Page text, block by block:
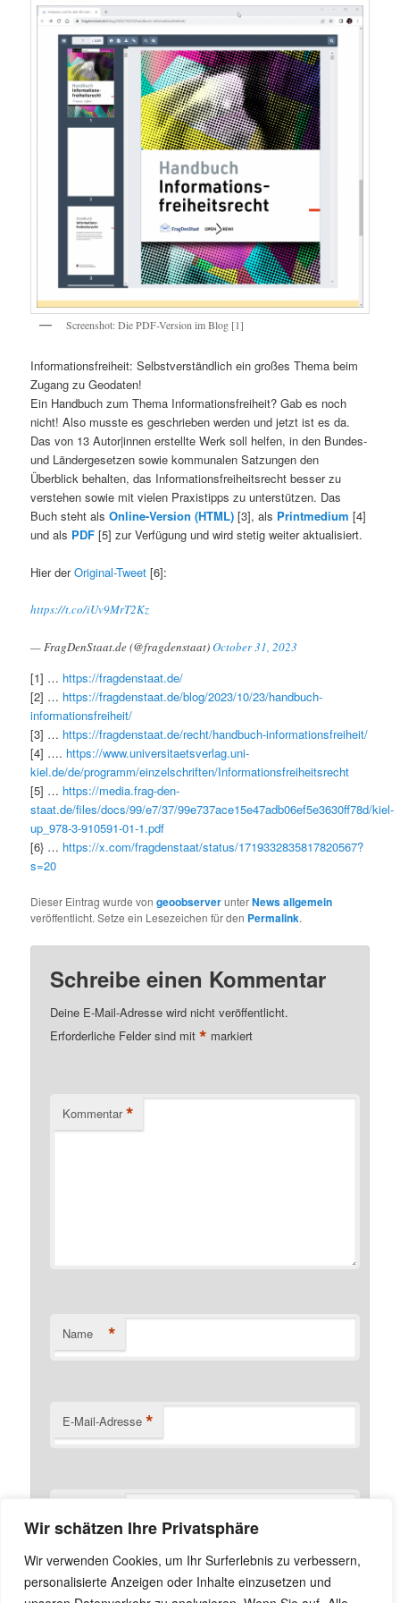
Wir schätzen Ihre Privatsphäre
Wir verwenden Cookies, um Ihr Surferlebnis zu verbessern,
personalisierte Anzeigen oder Inhalte einzusetzen und
Screenshot: Die PDF-Version im Blog [1]
Informationsfreiheit: Selbstverständlich ein großes Thema beim
Zugang zu Geodaten!
Ein Handbuch zum Thema Informationsfreiheit? Gab es noch
nicht! Also musste es geschrieben werden und jetzt ist es da.
Das von 13 Autor|innen erstellte Werk soll helfen, in den Bundes-
und Ländergesetzen sowie kommunalen Satzungen den
Überblick behalten, das Informationsfreiheitsrecht besser zu
verstehen sowie mit vielen Praxistipps zu unterstützen. Das
Buch steht alsOnline-Version (HTML) [3], als Printmedium [4]
und als PDF [5] zur Verfügung und wird stetig weiter aktualisiert.
Hier derOriginal-Tweet [6]:
https://t.co/iUv9MrT2Kz
— FragDenStaat.de (@fragdenstaat)October 31, 2023
[1] … https://fragdenstaat.de/
[2] … https://fragdenstaat.de/blog/2023/10/23/handbuch-
informationsfreiheit/
[3] … https://fragdenstaat.de/recht/handbuch-informationsfreiheit/
[4] …. https://www.universitaetsverlag.uni-
kiel.de/de/programm/einzelschriften/Informationsfreiheitsrecht
[5] … https://media.frag-den-
staat.de/files/docs/99/e7/37/99e737ace15e47adb06ef5e3630ff78d/kiel-
up_978-3-910591-01-1.pdf
[6} … https://x.com/fragdenstaat/status/1719332835817820567?
s=20
Dieser Eintrag wurde vongeoobserverunterNews allgemein
veröffentlicht. Setze ein Lesezeichen für den Permalink.
Schreibe einen Kommentar
Deine E-Mail-Adresse wird nicht veröffentlicht.
Erforderliche Felder sind mit* markiert
Kommentar *
Name *
E-Mail-Adresse *
Name, E-Mail-Adresse und Website in diesem Browser
für meinen nächsten Kommentar speichern.